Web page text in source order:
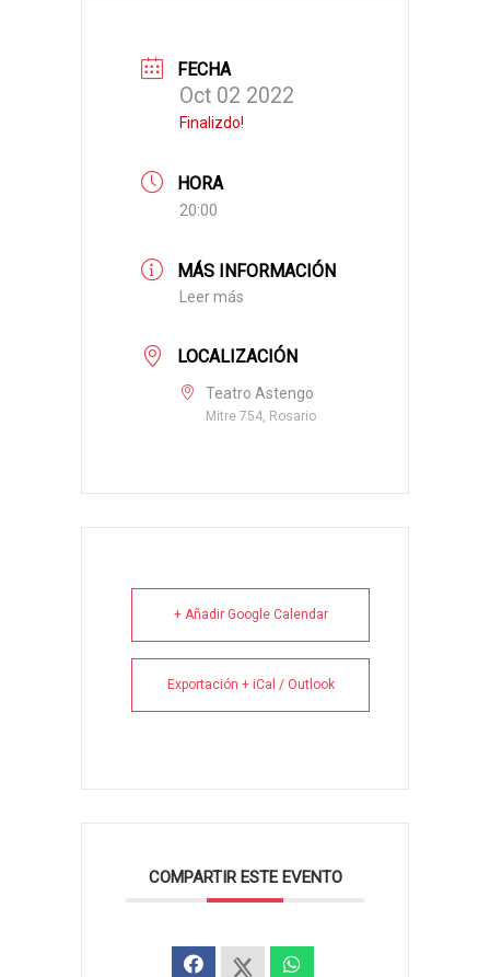
FECHA
Oct 02 2022
Finalizdo!
HORA
20:00
MÁS INFORMACIÓN
Leer más
LOCALIZACIÓN
Teatro Astengo
Mitre 754, Rosario
+ Añadir Google Calendar
Exportación + iCal / Outlook
COMPARTIR ESTE EVENTO